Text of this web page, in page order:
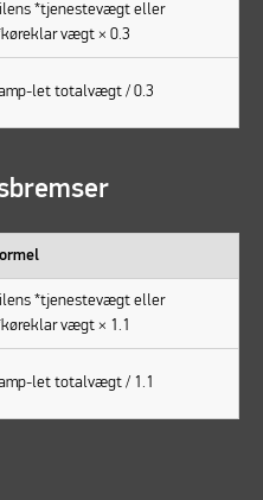
*tjenestevægt eller
vægt × 0.3
let totalvægt / 0.3
*tjenestevægt eller
vægt × 1.1
let totalvægt / 1.1